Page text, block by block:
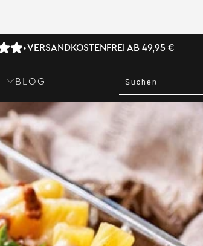
•VERSANDKOSTENFREI AB 49,95 €
BLOG